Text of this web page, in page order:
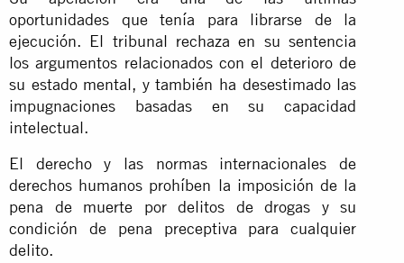
oportunidades que tenía para librarse de la
ejecución. El tribunal rechaza en su sentencia
los argumentos relacionados con el deterioro de
su estado mental, y también ha desestimado las
impugnaciones basadas en su capacidad
intelectual.
El derecho y las normas internacionales de
derechos humanos prohíben la imposición de la
pena de muerte por delitos de drogas y su
condición de pena preceptiva para cualquier
delito.